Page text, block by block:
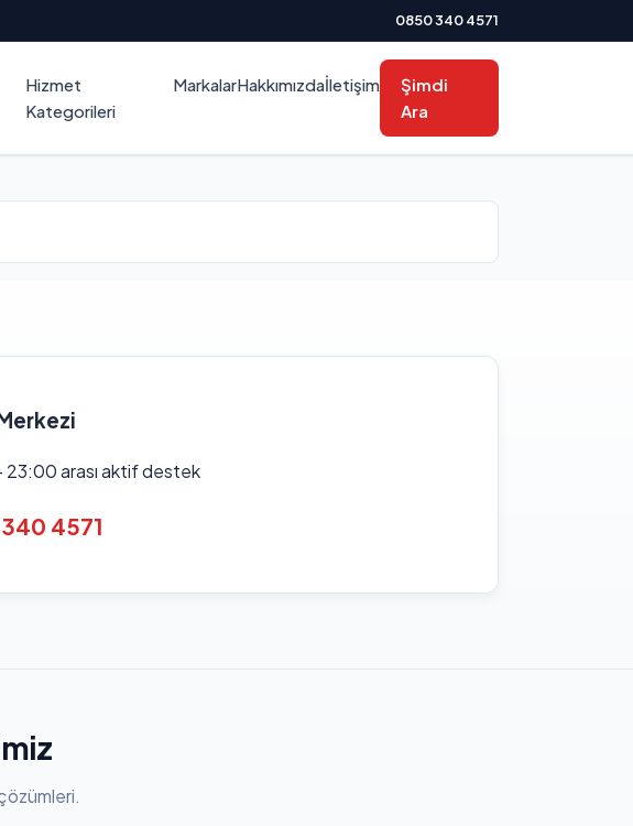
0850 340 4571
Hizmet
Kategorileri
MarkalarHakkımızdaİletişim
Şimdi
Ara
arası aktif destek
4571